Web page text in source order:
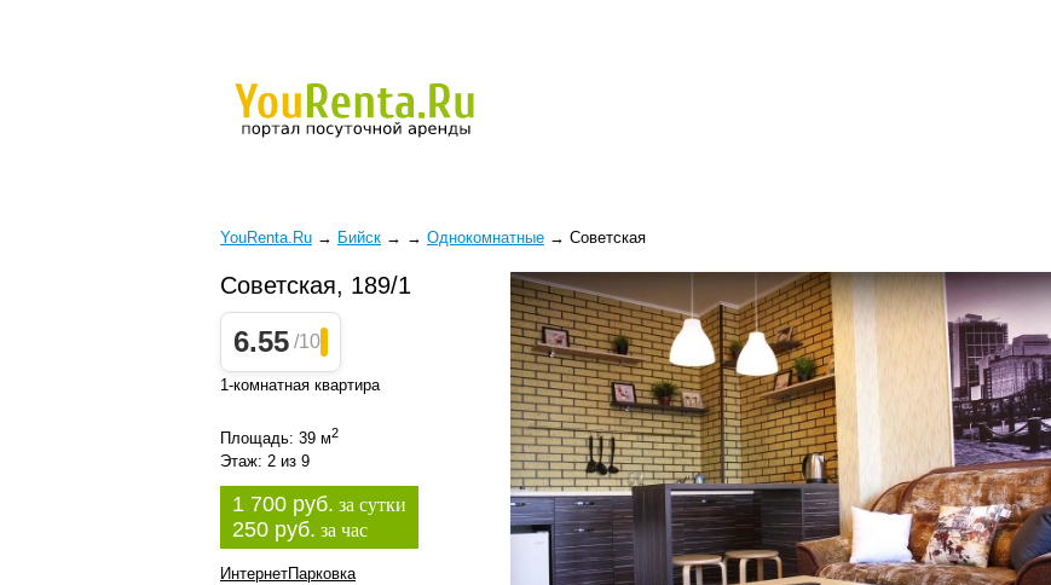
YouRenta.Ru → Бийск → → Однокомнатные → Советская
Советская, 189/1
6.55 /10
1-комнатная квартира
Площадь: 39 м2
Этаж: 2 из 9
1 700 руб. за сутки
250 руб. за час
ИнтернетПарковка